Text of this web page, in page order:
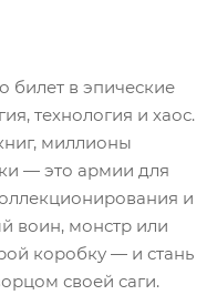
в эпические
технология и хаос.
миллионы
— это армии для
и
воин, монстр или
коробку — и стань
своей саги.